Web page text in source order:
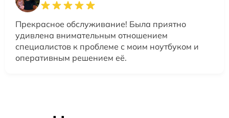
Прекрасное обслуживание! Была приятно
удивлена внимательным отношением
специалистов к проблеме с моим ноутбуком и
оперативным решением её.